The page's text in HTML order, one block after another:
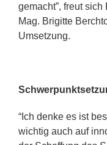
gemacht”, freut
Mag. Brigitte
Umsetzung.
“Ich denke es ist
wichtig auch auf